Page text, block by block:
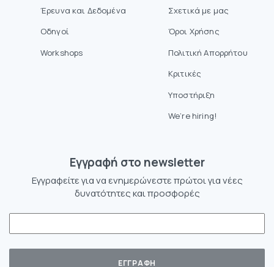
Έρευνα και Δεδομένα
Οδηγοί
Workshops
Σχετικά με μας
Όροι Χρήσης
Πολιτική Απορρήτου
Κριτικές
Υποστήριξη
We’re hiring!
Eγγραφή στο newsletter
Εγγραφείτε για να ενημερώνεστε πρώτοι για νέες
δυνατότητες και προσφορές